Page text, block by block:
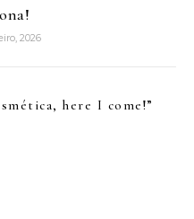
2026
here I come!”